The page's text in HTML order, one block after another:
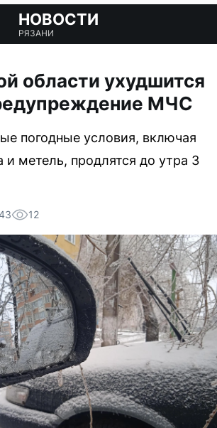
НОВОСТИ
РЯЗАНИ
области ухудшится
МЧС
погодные условия, включая
и метель, продлятся до утра 3
12